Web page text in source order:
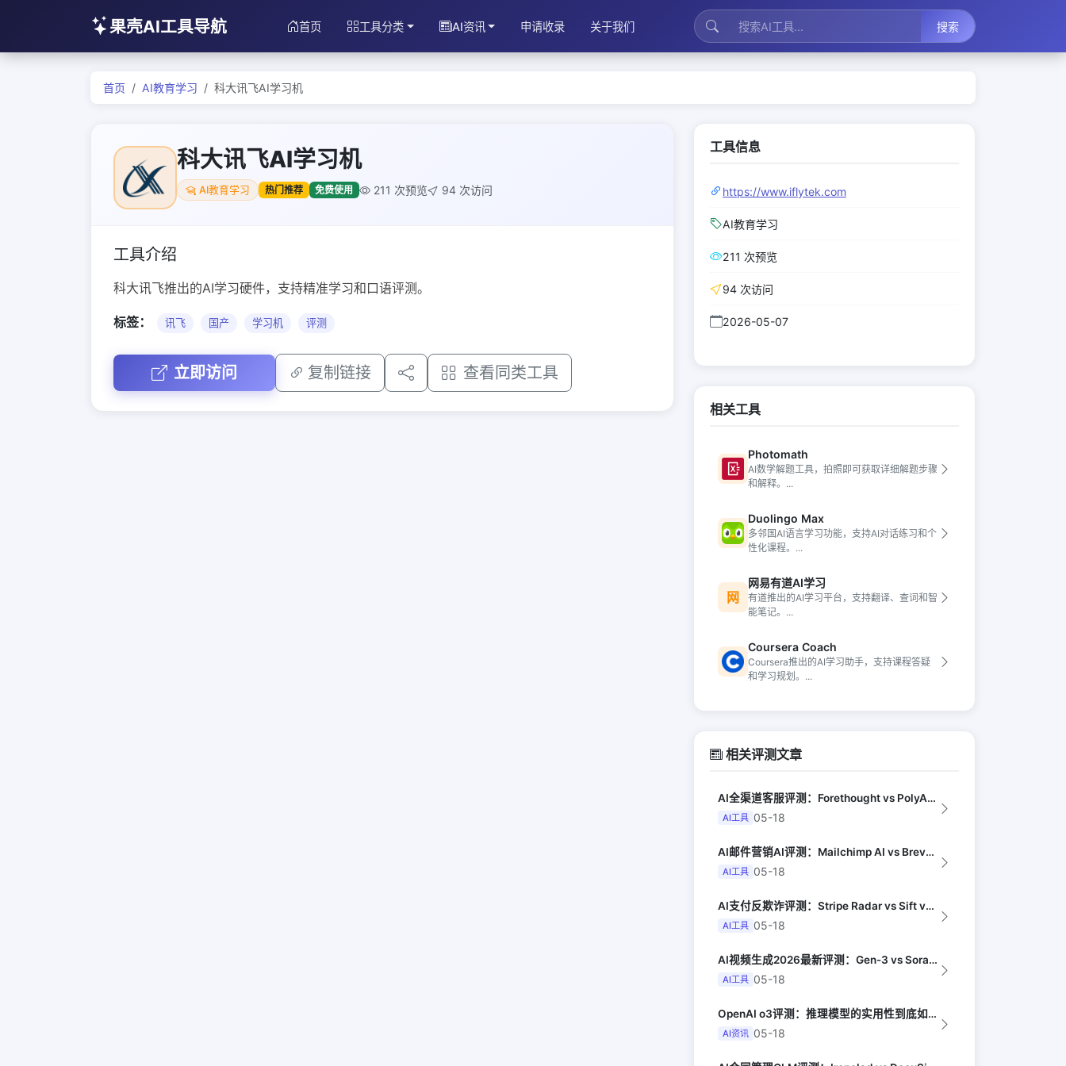
果壳AI工具导航 首页 工具分类 AI资讯 申请收录 关于我们 搜索
首页 AI教育学习 科大讯飞AI学习机
科大讯飞AI学习机
AI教育学习 热门推荐 免费使用 211 次预览 94 次访问
工具介绍
科大讯飞推出的AI学习硬件，支持精准学习和口语评测。
标签： 讯飞 国产 学习机 评测
立即访问 复制链接 查看同类工具
工具信息
https://www.iflytek.com
AI教育学习
211 次预览
94 次访问
2026-05-07
相关工具
Photomath
AI数学解题工具，拍照即可获取详细解题步骤
和解释。...
Duolingo Max
多邻国AI语言学习功能，支持AI对话练习和个
性化课程。...
网
网易有道AI学习
有道推出的AI学习平台，支持翻译、查词和智
能笔记。...
Coursera Coach
Coursera推出的AI学习助手，支持课程答疑
和学习规划。...
相关评测文章
AI全渠道客服评测：Forethought vs PolyAI vs Ada（G...
AI工具 05-18
AI邮件营销AI评测：Mailchimp AI vs Brevo AI vs K...
AI工具 05-18
AI支付反欺诈评测：Stripe Radar vs Sift vs Signif...
AI工具 05-18
AI视频生成2026最新评测：Gen-3 vs Sora vs Kling vs...
AI工具 05-18
OpenAI o3评测：推理模型的实用性到底如何（Anil Dash）
AI资讯 05-18